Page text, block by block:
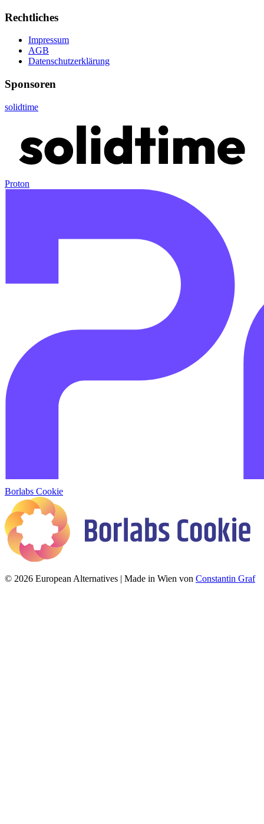
Rechtliches
Impressum
AGB
Datenschutzerklärung
Sponsoren
solidtime
Proton
Borlabs Cookie
© 2026 European Alternatives | Made in Wien von Constantin Graf